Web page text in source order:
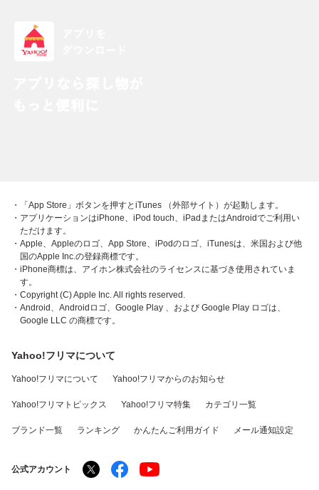
・「App Store」ボタンを押すとiTunes （外部サイト）が起動します。
・アプリケーションはiPhone、iPod touch、iPadまたはAndroidでご利用い
ただけます。
・Apple、Appleのロゴ、App Store、iPodのロゴ、iTunesは、米国および他
国のApple Inc.の登録商標です。
・iPhone商標は、アイホン株式会社のライセンスに基づき使用されていま
す。
・Copyright (C) Apple Inc. All rights reserved.
・Android、Androidロゴ、Google Play 、および Google Play ロゴは、
Google LLC の商標です。
Yahoo!フリマについて
Yahoo!フリマについて Yahoo!フリマからのお知らせ
Yahoo!フリマトピックス Yahoo!フリマ特集 カテゴリ一覧
ブランド一覧 ランキング かんたんご利用ガイド メール通知設定
公式アカウント